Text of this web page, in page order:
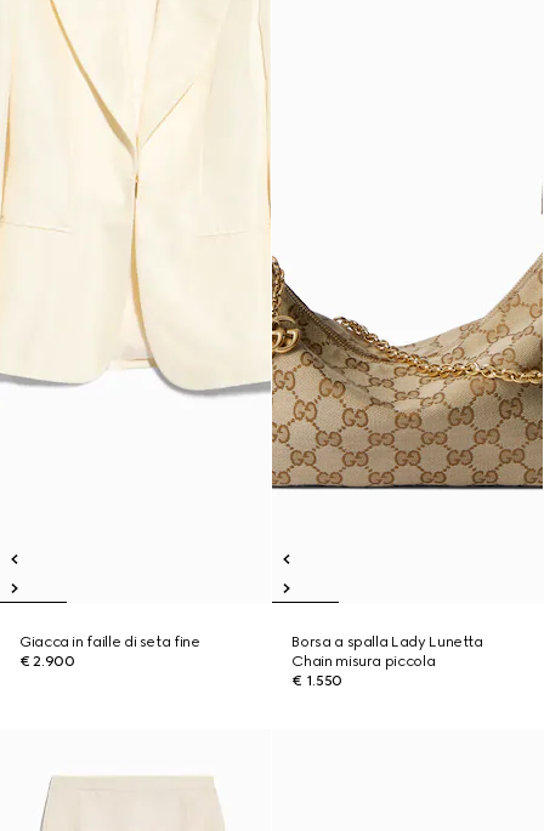
Giacca in faille di seta fine
€ 2.900
Borsa a spalla Lady Lunetta
Chain misura piccola
€ 1.550